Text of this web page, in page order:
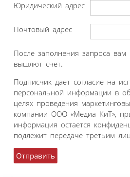
Юридический адрес
Почтовый адрес
После заполнения запроса вам
вышлют счет.
Подписчик дает согласие на
персональной информации в
целях проведения
компании ООО «Медиа КиТ»,
информация остается
подлежит передаче третьим